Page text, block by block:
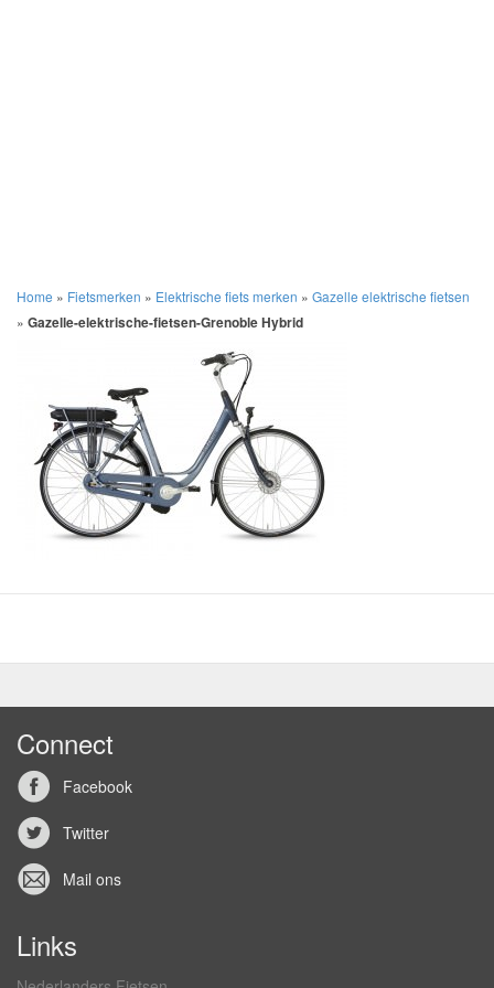
Home » Fietsmerken » Elektrische fiets merken » Gazelle elektrische fietsen
» Gazelle-elektrische-fietsen-Grenoble Hybrid
Connect
Facebook
Twitter
Mail ons
Links